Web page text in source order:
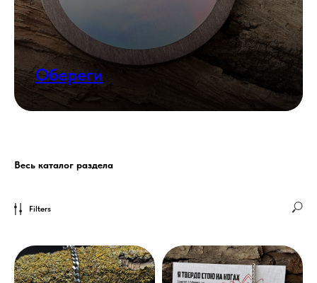
Обереги
Весь каталог раздела
Filters